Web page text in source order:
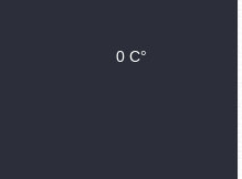
ԼՂ-ում՝ մինչև
աշխատանքների
շատ, շատ, շատ օգտակար
0 C°